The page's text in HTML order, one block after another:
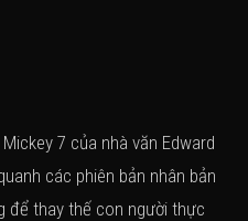
7 của nhà văn Edward
các phiên bản nhân bản
để thay thế con người thực